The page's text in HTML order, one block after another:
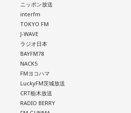
ニッポン放送
interfm
TOKYO FM
J-WAVE
ラジオ日本
BAYFM78
NACK5
FMヨコハマ
LuckyFM茨城放送
CRT栃木放送
RADIO BERRY